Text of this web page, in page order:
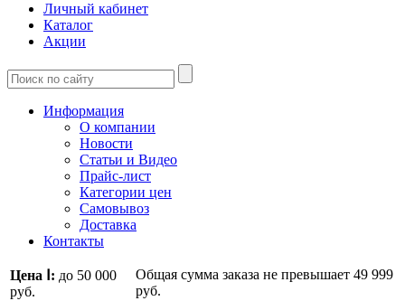
Личный кабинет
Каталог
Акции
Информация
О компании
Новости
Статьи и Видео
Прайс-лист
Категории цен
Самовывоз
Доставка
Контакты
Цена Ⅰ: до 50 000
руб.
Общая сумма заказа не превышает 49 999
руб.